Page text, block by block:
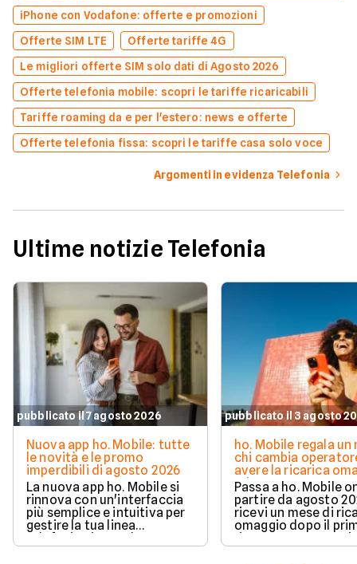
iPhone con Vodafone: offerte e promozioni
Offerte SIM LTE
Offerte tariffe 4G
Le migliori offerte SIM solo dati di Agosto 2026
Offerte telefonia mobile: scopri le tariffe ricaricabili
Tariffe roaming da e per l'estero: news e offerte
Offerte telefonia fissa: scopri le tariffe casa solo voce
Argomenti in evidenza Telefonia
Ultime notizie Telefonia
pubblicato il 7 agosto 2026
Nuova app ho. Mobile: tutte
le novità e le promo
imperdibili di agosto 2026
La nuova app ho. Mobile si
rinnova con un'interfaccia
più semplice e intuitiva per
gestire la tua linea
autonomia. Scopri come
pubblicato il 3 agosto
ho. Mobile regala un
chi cambia
avere la ricarica
ad agosto 2026
Passa a ho. Mobile
partire da agosto
ricevi un mese di
omaggio dopo il
valida per chi